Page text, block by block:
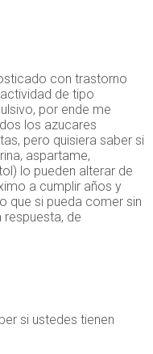
con trastorno
de tipo
por ende me
los azucares
pero quisiera saber si
aspartame,
lo pueden alterar de
a cumplir años y
que si pueda comer sin
respuesta, de
si ustedes tienen